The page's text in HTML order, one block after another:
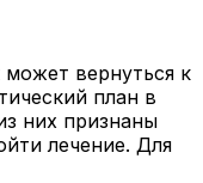
вернуться к
план в
них признаны
лечение. Для